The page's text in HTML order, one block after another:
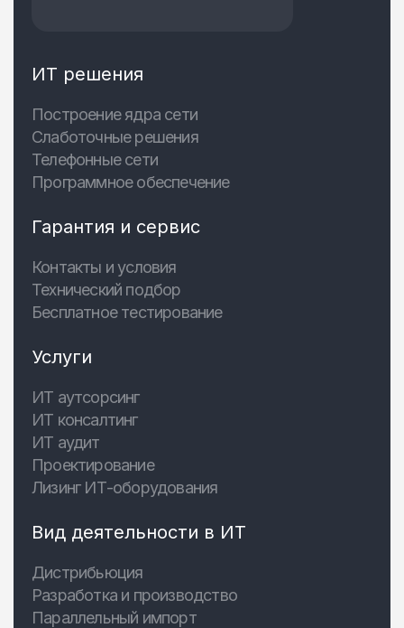
ИТ решения
Построение ядра сети
Слаботочные решения
Телефонные сети
Программное обеспечение
Гарантия и сервис
Контакты и условия
Технический подбор
Бесплатное тестирование
Услуги
ИТ аутсорсинг
ИТ консалтинг
ИТ аудит
Проектирование
Лизинг ИТ-оборудования
Вид деятельности в ИТ
Дистрибьюция
Разработка и производство
Параллельный импорт